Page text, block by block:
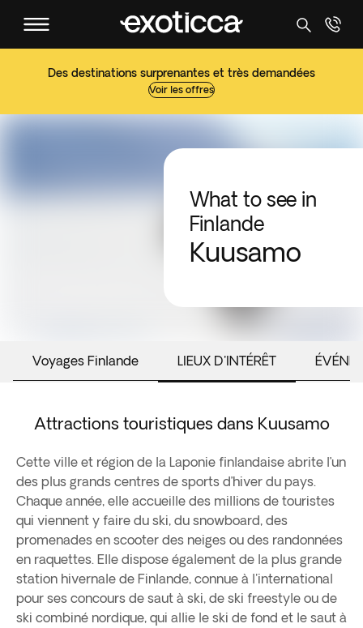
Des destinations surprenantes et très demandées
Voir les offres
What to see in
Finlande
Kuusamo
Voyages Finlande LIEUX D'INTÉRÊT
Attractions touristiques dans Kuusamo
Cette ville et région de la Laponie finlandaise abrite l’un
des plus grands centres de sports d’hiver du pays.
Chaque année, elle accueille des millions de touristes
qui viennent y faire du ski, du snowboard, des
promenades en scooter des neiges ou des randonnées
en raquettes. Elle dispose également de la plus grande
station hivernale de Finlande, connue à l'international
pour ses concours de saut à ski, de ski freestyle ou de
ski combiné nordique, qui allie le ski de fond et le saut à